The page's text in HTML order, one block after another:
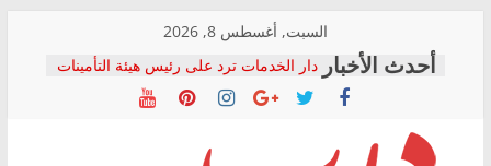
content
السبت, أغسطس 8, 2026
دار الخدمات ترد على رئيس هيئة التأمينات
بعد مؤتمره الصحفي: إنكار الأزمة لا ينهي
معاناة أصحاب المعاشات.. ونطالب بكشف
فرحات سليمان يكتب: القطاع الصحي إلى